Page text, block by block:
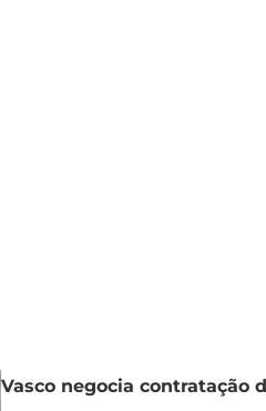
Vasco negocia contratação